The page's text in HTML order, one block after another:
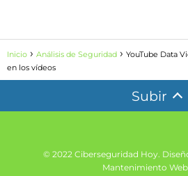
Inicio Análisis de Seguridad
YouTube Data
en los vídeos
Subir
© 2022 Ciberseguridad Hoy.
Mantenimiento Web